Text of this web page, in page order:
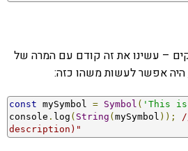
– עשינו את זה קודם עם המרה של
const mySymbol = Symbol ( 'This
console . log ( String ( mySymbol ));
description)"